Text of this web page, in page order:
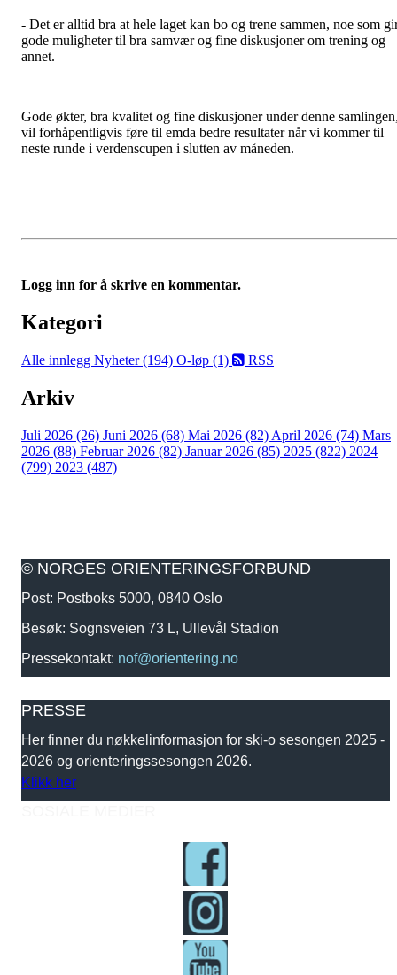
- Det er alltid bra at hele laget kan bo og trene sammen, noe som
gode muligheter til bra samvær og fine diskusjoner om trening og
annet.
Gode økter, bra kvalitet og fine diskusjoner under denne
vil forhåpentligvis føre til emda bedre resultater når vi kommer til
neste runde i verdenscupen i slutten av måneden.
Logg inn for å skrive en kommentar.
Kategori
Alle innlegg Nyheter (194) O-løp (1) RSS
Arkiv
Juli 2026 (26) Juni 2026 (68) Mai 2026 (82) April 2026 (74) Mars
2026 (88) Februar 2026 (82) Januar 2026 (85) 2025 (822) 2024
(799) 2023 (487)
© NORGES ORIENTERINGSFORBUND
Post: Postboks 5000, 0840 Oslo
Besøk: Sognsveien 73 L, Ullevål Stadion
Pressekontakt: nof@orientering.no
PRESSE
Her finner du nøkkelinformasjon for ski-o sesongen 2025 -
2026 og orienteringssesongen 2026.
Klikk her